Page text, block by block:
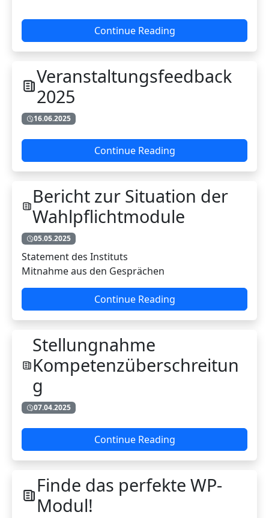
Continue Reading
Veranstaltungsfeedback
2025
16.06.2025
Continue Reading
Bericht zur Situation der
Wahlpflichtmodule
05.05.2025
Statement des Instituts
Mitnahme aus den Gesprächen
Continue Reading
Stellungnahme
Kompetenzüberschreitun
g
07.04.2025
Continue Reading
Finde das perfekte WP-
Modul!